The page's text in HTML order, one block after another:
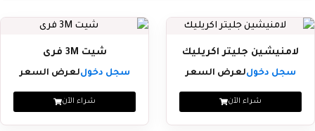
لامنيشين جليتر اكريليك
سجل دخوللعرض السعر
شراء الآن
شيت 3M فرى
سجل دخوللعرض السعر
شراء الآن